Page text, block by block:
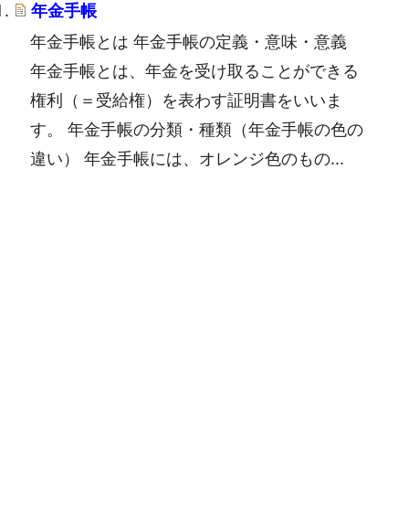
年金手帳
年金手帳とは 年金手帳の定義・意味・意義
年金手帳とは、年金を受け取ることができる
権利（＝受給権）を表わす証明書をいいま
す。 年金手帳の分類・種類（年金手帳の色の
違い） 年金手帳には、オレンジ色のもの...